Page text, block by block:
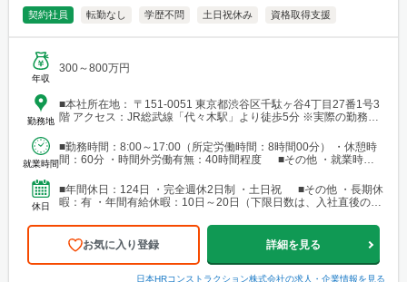
契約社員 転勤なし 学歴不問 土日祝休み 資格取得支援
年収
300～800万円
勤務地
■本社所在地： 〒151-0051 東京都渋谷区千駄ヶ谷4丁目27番1号3
階 アクセス：JR総武線「代々木駅」より徒歩5分 ※実際の勤務地
みです。 面接時にヒアリングのうえ、最適な案件に基づき決定し
ます。
就業時間
■勤務時間：8:00～17:00（所定労働時間：8時間00分） ・休憩時
間：60分 ・時間外労働有無：40時間程度 ■その他 ・就業時間
休日
■年間休日：124日 ・完全週休2日制 ・土日祝 ■その他 ・長期休
暇：有 ・年間有給休暇：10日～20日（下限日数は、入社直後の付
お気に入り登録 詳細を見る
日本HRコンストラクション株式会社の求人・企業情報を見る